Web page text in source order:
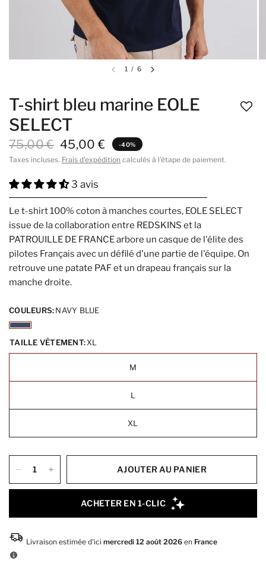
1 / 6
T-shirt bleu marine EOLE
SELECT
75,00 € 45,00 € -40%
Taxes incluses. Frais d'expédition calculés à l'étape de paiement.
3 avis
Le t-shirt 100% coton à manches courtes, EOLE SELECT
issue de la collaboration entre REDSKINS et la
PATROUILLE DE FRANCE arbore un casque de l'élite des
pilotes Français avec un défilé d'une partie de l'équipe. On
retrouve une patate PAF et un drapeau français sur la
manche droite.
COULEURS:NAVY BLUE
TAILLE VÊTEMENT:XL
M
L
XL
AJOUTER AU PANIER